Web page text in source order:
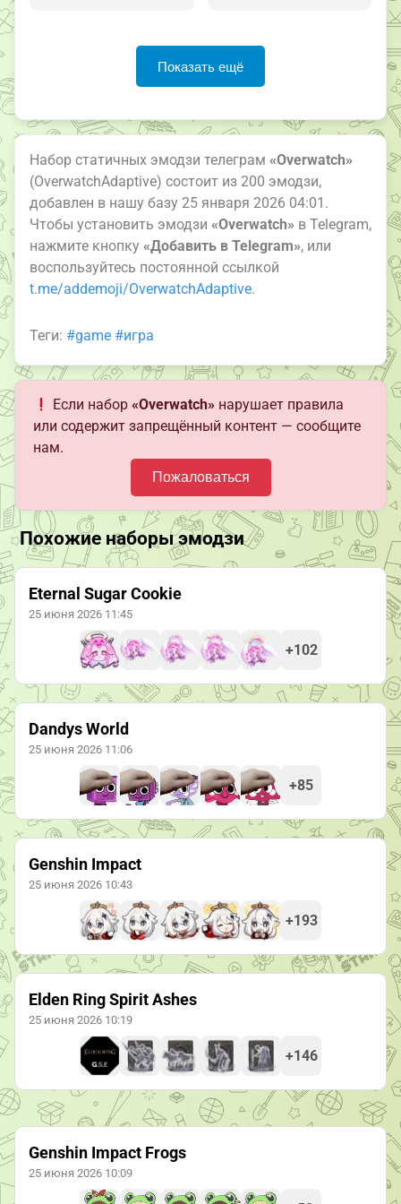
Показать ещё
Набор статичных эмодзи телеграм «Overwatch»
(OverwatchAdaptive) состоит из 200 эмодзи,
добавлен в нашу базу 25 января 2026 04:01.
Чтобы установить эмодзи «Overwatch» в Telegram,
нажмите кнопку «Добавить в Telegram», или
воспользуйтесь постоянной ссылкой
t.me/addemoji/OverwatchAdaptive.
Теги: #game #игра
Если набор«Overwatch» нарушает правила
или содержит запрещённый контент — сообщите
нам.
Пожаловаться
Похожие наборы эмодзи
Eternal Sugar Cookie
25 июня 2026 11:45
+102
Dandys World
25 июня 2026 11:06
+85
Genshin Impact
25 июня 2026 10:43
+193
Elden Ring Spirit Ashes
25 июня 2026 10:19
+146
Genshin Impact Frogs
25 июня 2026 10:09